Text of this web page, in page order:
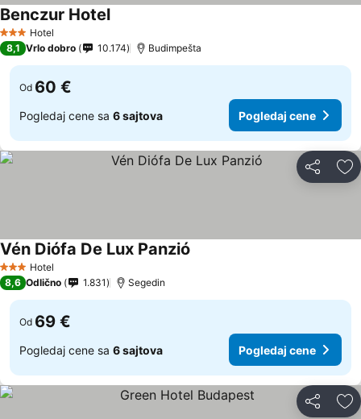
3 Zvezdice
Hotel
Benczur Hotel
8,1 Vrlo dobro 10.174 Budimpešta
Od 60 €
Pogledaj cene sa 6 sajtova Pogledaj cene
Deli
3 Zvezdice
Hotel
Vén Diófa De Lux Panzió
8,6 Odlično 1.831 Segedin
Od 69 €
Pogledaj cene sa 6 sajtova Pogledaj cene
Deli